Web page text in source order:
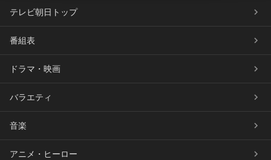
テレビ朝日トップ
番組表
ドラマ・映画
バラエティ
音楽
アニメ・ヒーロー